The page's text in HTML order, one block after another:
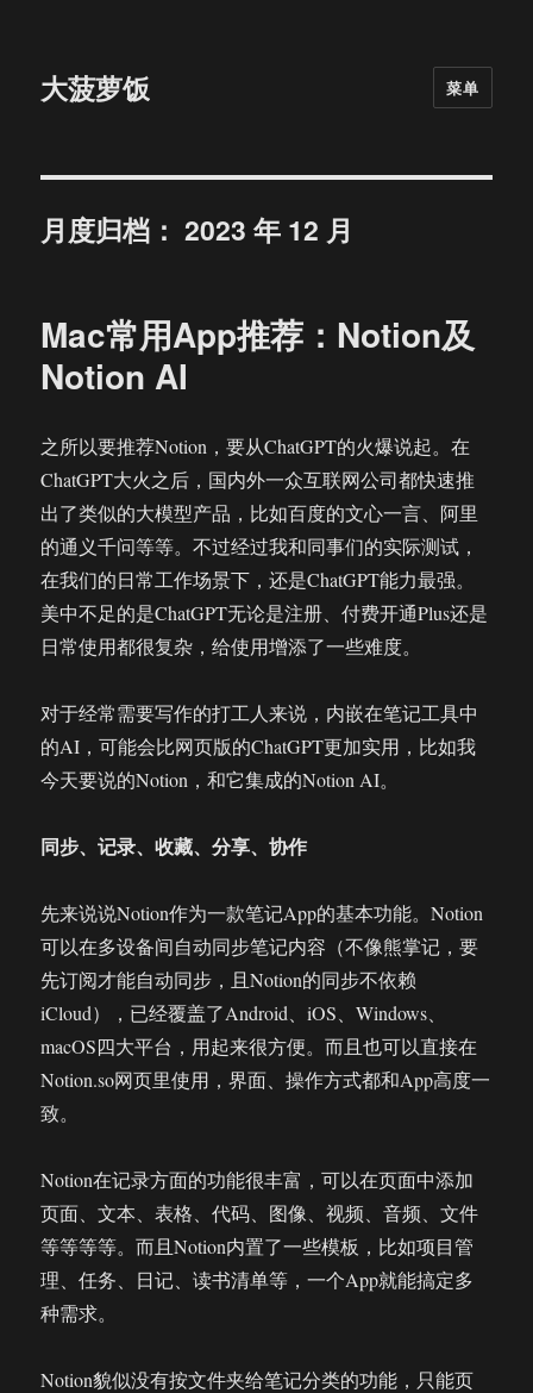
大菠萝饭 菜单
月度归档：2023 年 12 月
Mac常用App推荐：Notion及
Notion AI
之所以要推荐Notion，要从ChatGPT的火爆说起。在
ChatGPT大火之后，国内外一众互联网公司都快速推
出了类似的大模型产品，比如百度的文心一言、阿里
的通义千问等等。不过经过我和同事们的实际测试，
在我们的日常工作场景下，还是ChatGPT能力最强。
美中不足的是ChatGPT无论是注册、付费开通Plus还是
日常使用都很复杂，给使用增添了一些难度。
对于经常需要写作的打工人来说，内嵌在笔记工具中
的AI，可能会比网页版的ChatGPT更加实用，比如我
今天要说的Notion，和它集成的Notion AI。
同步、记录、收藏、分享、协作
先来说说Notion作为一款笔记App的基本功能。Notion
可以在多设备间自动同步笔记内容（不像熊掌记，要
先订阅才能自动同步，且Notion的同步不依赖
iCloud），已经覆盖了Android、iOS、Windows、
macOS四大平台，用起来很方便。而且也可以直接在
Notion.so网页里使用，界面、操作方式都和App高度一
致。
Notion在记录方面的功能很丰富，可以在页面中添加
页面、文本、表格、代码、图像、视频、音频、文件
等等等等。而且Notion内置了一些模板，比如项目管
理、任务、日记、读书清单等，一个App就能搞定多
种需求。
Notion貌似没有按文件夹给笔记分类的功能，只能页